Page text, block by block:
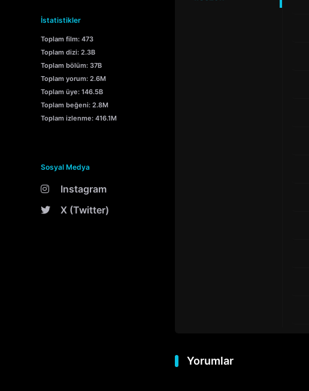
İstatistikler
Toplam film: 473
Toplam dizi: 2.3B
Toplam bölüm: 37B
Toplam yorum: 2.6M
Toplam üye: 146.5B
Toplam beğeni: 2.8M
Toplam izlenme: 416.1M
Sosyal Medya
Instagram
X (Twitter)
Yorumlar